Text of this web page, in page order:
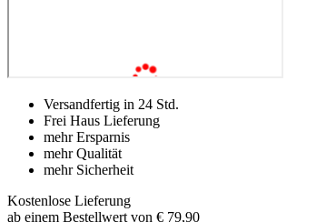
Versandfertig in 24 Std.
Frei Haus Lieferung
mehr Ersparnis
mehr Qualität
mehr Sicherheit
Kostenlose Lieferung
ab einem Bestellwert von € 79,90